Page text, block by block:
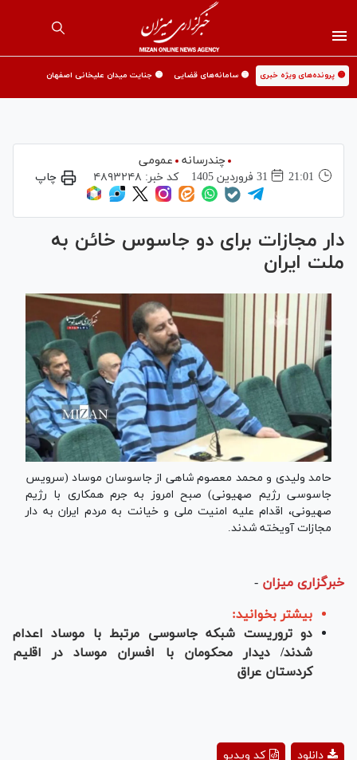
🟡 پرونده‌های ویژه خبری 🟡 سامانه‌های قضایی 🟡 جنایت میدان علیخانی اصفهان
چندرسانه
عمومی
21:01
31 فروردين 1405 کد خبر: ۴۸۹۳۲۴۸ چاپ
دار مجازات برای دو جاسوس خائن به
ملت ایران
حامد ولیدی و محمد معصوم شاهی از جاسوسان موساد (سرویس
جاسوسی رژیم صهیونی) صبح امروز به جرم همکاری با رژیم
صهیونی، اقدام علیه امنیت ملی و خیانت به مردم ایران به دار
مجازات آویخته شدند.
خبرگزاری میزان -
بیشتر بخوانید:
دو تروریست شبکه جاسوسی مرتبط با موساد اعدام
شدند/ دیدار محکومان با افسران موساد در اقلیم
کردستان عراق
Playکد ویدیو دانلود